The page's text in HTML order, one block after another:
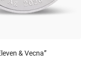
& Vecna”